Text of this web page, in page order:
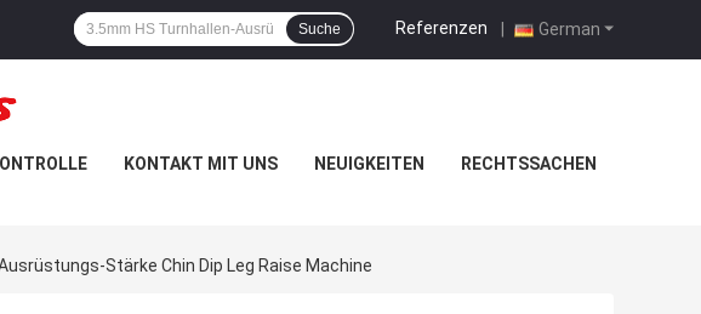
German
Referenzen |
Suche
KONTAKT MIT UNS NEUIGKEITEN RECHTSSACHEN
Stärke Chin Dip Leg Raise Machine